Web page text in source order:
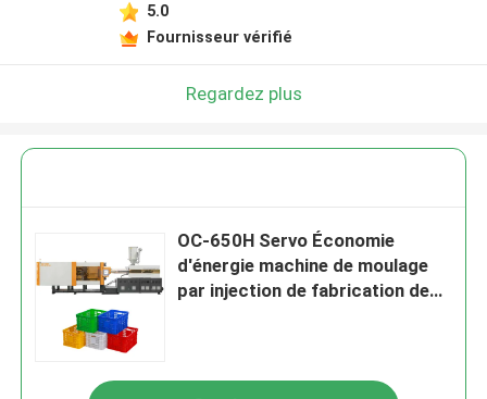
5.0
Fournisseur vérifié
Regardez plus
OC-650H Servo Économie
d'énergie machine de moulage
par injection de fabrication de